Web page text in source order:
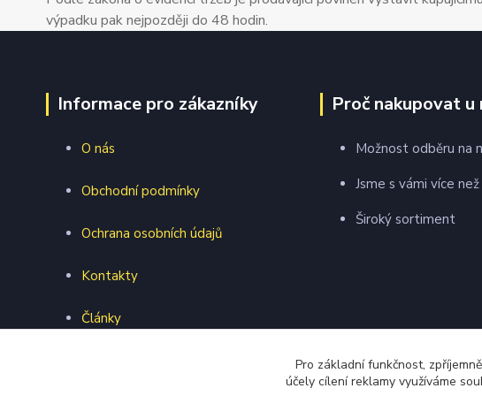
výpadku pak nejpozději do 48 hodin.
Informace pro zákazníky
O nás
Obchodní podmínky
Ochrana osobních údajů
Kontakty
Články
Proč nakupovat u
Možnost odběru na
Jsme s vámi více
Široký sortiment
Pro základní funkčnost,
účely cílení reklamy využíváme